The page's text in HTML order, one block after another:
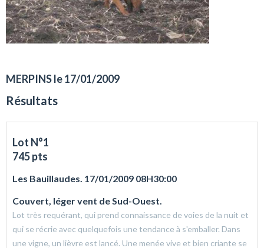
MERPINS le 17/01/2009
Résultats
Lot N°1
745 pts
Les Bauillaudes. 17/01/2009 08H30:00
Couvert, léger vent de Sud-Ouest.
Lot très requérant, qui prend connaissance de voies de la nuit et
qui se récrie avec quelquefois une tendance à s'emballer. Dans
une vigne, un lièvre est lancé. Une menée vive et bien criante se